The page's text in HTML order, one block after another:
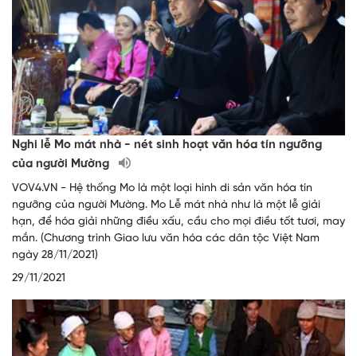
Nghi lễ Mo mát nhà - nét sinh hoạt văn hóa tín ngưỡng
của người Mường
VOV4.VN - Hệ thống Mo là một loại hình di sản văn hóa tín
ngưỡng của người Mường. Mo Lễ mát nhà như là một lễ giải
hạn, để hóa giải những điều xấu, cầu cho mọi điều tốt tươi, may
mắn. (Chương trình Giao lưu văn hóa các dân tộc Việt Nam
ngày 28/11/2021)
29/11/2021